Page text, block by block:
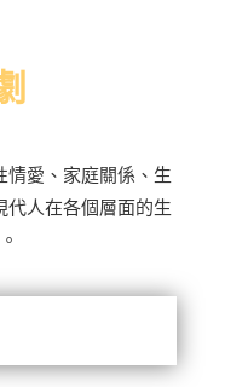
情愛、家庭關係、生
代人在各個層面的生